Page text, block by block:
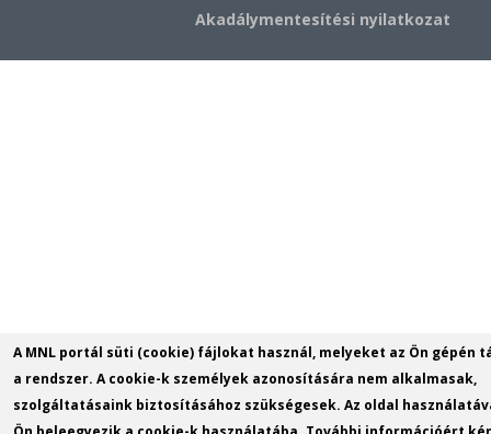
Akadálymentesítési nyilatkozat
A MNL portál süti (cookie) fájlokat használ, melyeket az Ön gépén
a rendszer. A cookie-k személyek azonosítására nem alkalmasak,
szolgáltatásaink biztosításához szükségesek. Az oldal